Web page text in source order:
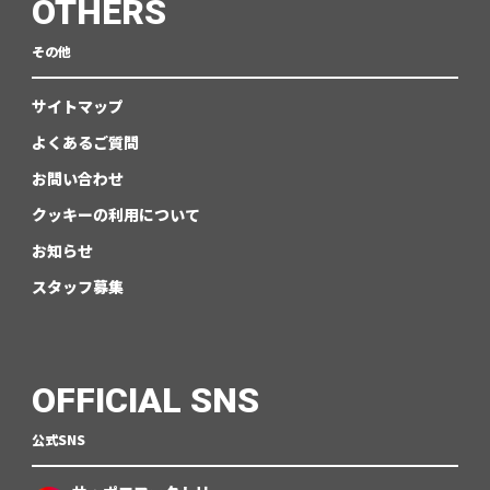
OTHERS
その他
サイトマップ
よくあるご質問
お問い合わせ
クッキーの利用について
お知らせ
スタッフ募集
OFFICIAL SNS
公式SNS